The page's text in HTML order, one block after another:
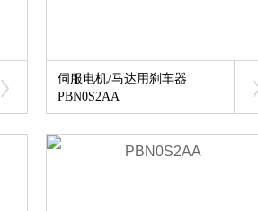
伺服电机/马达用刹车器
PBN0S2AA